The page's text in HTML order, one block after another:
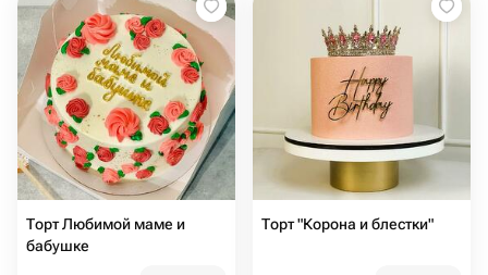
Торт Любимой маме и
бабушке
Торт "Корона и блестки"